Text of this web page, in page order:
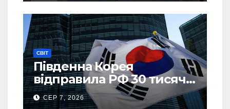
СВІТ
Південна Корея
відправила РФ 30 тисяч
тонн авіапалива
СЕР 7, 2026